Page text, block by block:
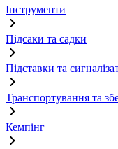
Інструменти
Підсаки та садки
Підставки та
Транспортування та
Кемпінг